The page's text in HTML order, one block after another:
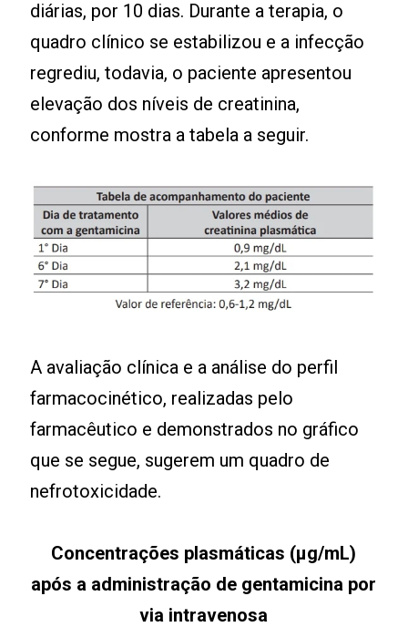
diárias, por 10 dias. Durante a terapia, o
quadro clínico se estabilizou e a infecção
regrediu, todavia, o paciente apresentou
elevação dos níveis de creatinina,
conforme mostra a tabela a seguir.
A avaliação clínica e a análise do perfil
farmacocinético, realizadas pelo
farmacêutico e demonstrados no gráfico
que se segue, sugerem um quadro de
nefrotoxicidade.
Concentrações plasmáticas (µg/mL)
após a administração de gentamicina por
via intravenosa